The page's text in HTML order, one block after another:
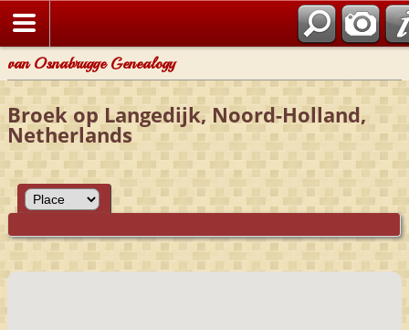
van Osnabrugge Genealogy
Broek op Langedijk, Noord-Holland,
Netherlands